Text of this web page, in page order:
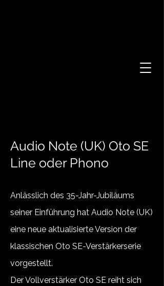
Audio Note (UK) Oto SE
Line oder Phono
Anlässlich des 35-Jahr-Jubiläums
seiner Einführung hat Audio Note (UK)
eine neue aktualisierte Version der
klassischen Oto SE-Verstärkerserie
vorgestellt.
Der Vollverstärker Oto SE reiht sich